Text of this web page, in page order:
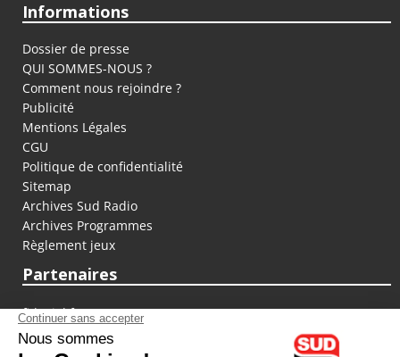
Informations
Dossier de presse
QUI SOMMES-NOUS ?
Comment nous rejoindre ?
Publicité
Mentions Légales
CGU
Politique de confidentialité
Sitemap
Archives Sud Radio
Archives Programmes
Règlement jeux
Partenaires
fiducial.fr
lyoncapitale.fr